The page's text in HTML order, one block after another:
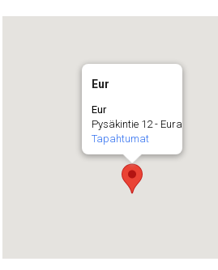
Eur
Eur
Pysäkintie 12 - Eura
Tapahtumat